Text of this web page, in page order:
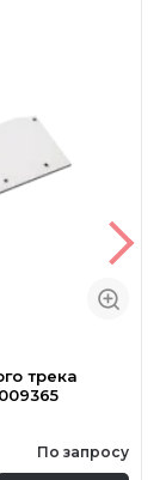
трека
По запросу